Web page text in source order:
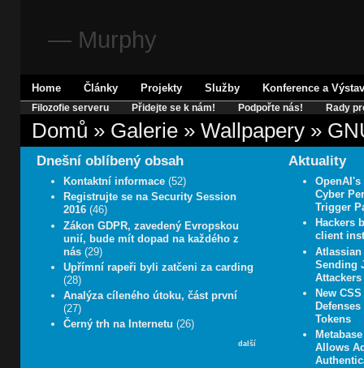
— Murphy
Home Články Projekty Služby Konference a
Filozofie serveru Přidejte se k nám! Podpořte nás! Rady
Domů » Galerie» Wallpapery»
Dnešní oblíbený obsah
Kontaktní informace (52)
Registrujte se na Security Session
2016 (46)
Zákon GDPR, zavedený Evropskou
unií, bude mít dopad na každého z
nás (29)
Upřímní rapeři byli zatčeni za carding
(28)
Analýza cíleného útoku, část první
(27)
Černý trh na Internetu (26)
další
Aktuality
OpenAI's
Cyber
Trigger
Hackers
client
Atlassian
Sending
Attackers
New
Tokens
Allows